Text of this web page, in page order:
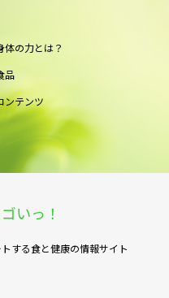
体の力とは？
品
ンテンツ
いっ！
する食と健康の情報サイト